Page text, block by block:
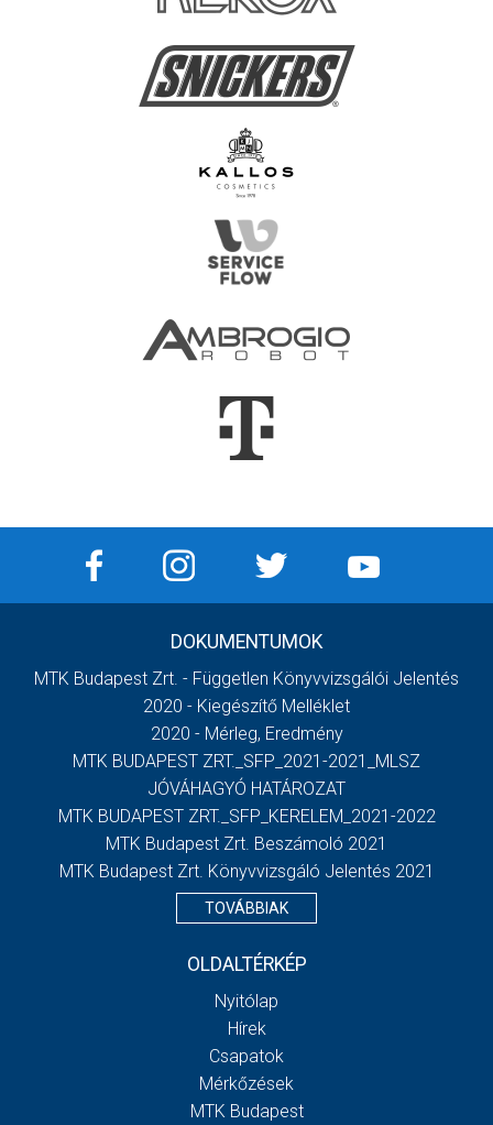
DOKUMENTUMOK
MTK Budapest Zrt. - Független Könyvvizsgálói Jelentés
2020 - Kiegészítő Melléklet
2020 - Mérleg, Eredmény
MTK BUDAPEST ZRT._SFP_2021-2021_MLSZ
JÓVÁHAGYÓ HATÁROZAT
MTK BUDAPEST ZRT._SFP_KERELEM_2021-2022
MTK Budapest Zrt. Beszámoló 2021
MTK Budapest Zrt. Könyvvizsgáló Jelentés 2021
TOVÁBBIAK
OLDALTÉRKÉP
Nyitólap
Hírek
Csapatok
Mérkőzések
MTK Budapest